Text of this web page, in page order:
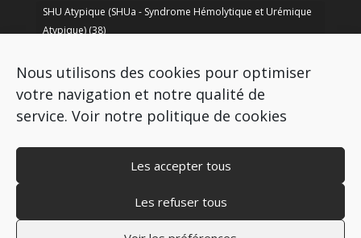
Nous utilisons des cookies pour optimiser
votre navigation et notre qualité de
service. Voir notre politique de cookies
Les accepter tous
Les refuser tous
SHU Atypique (SHUa - Syndrome Hémolytique et Urémique
Atypique)(38)
Syndrome de Bartter(8) Syndrome d’Alport(37)